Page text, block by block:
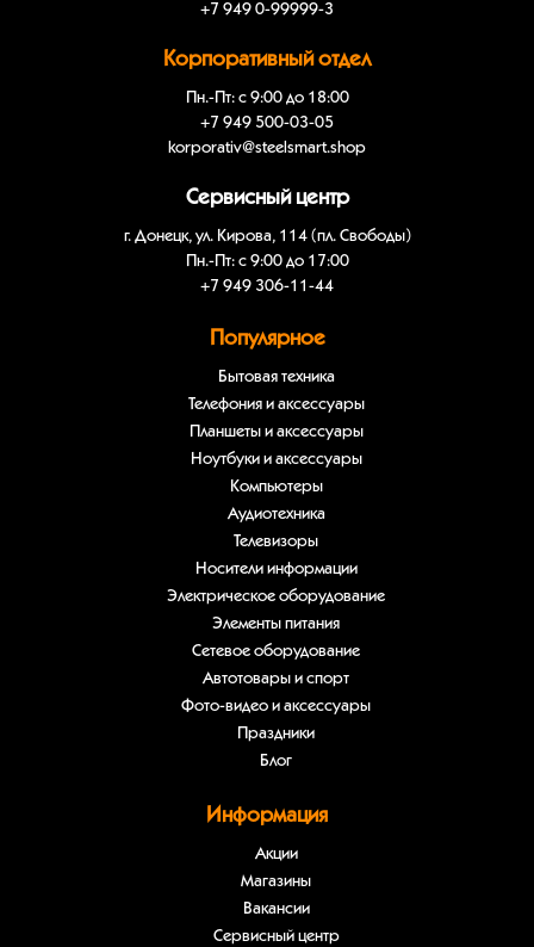
+7 949 0-99999-3
Корпоративный отдел
Пн.-Пт: с 9:00 до 18:00
+7 949 500-03-05
korporativ@steelsmart.shop
Сервисный центр
г. Донецк, ул. Кирова, 114 (пл. Свободы)
Пн.-Пт: с 9:00 до 17:00
+7 949 306-11-44
Популярное
Бытовая техника
Телефония и аксессуары
Планшеты и аксессуары
Ноутбуки и аксессуары
Компьютеры
Аудиотехника
Телевизоры
Носители информации
Электрическое оборудование
Элементы питания
Сетевое оборудование
Автотовары и спорт
Фото-видео и аксессуары
Праздники
Блог
Информация
Акции
Магазины
Вакансии
Сервисный центр